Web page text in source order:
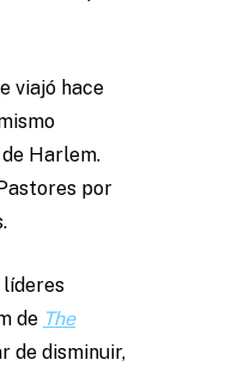
viajó hace
Harlem.
por
líderes
de The
de disminuir,